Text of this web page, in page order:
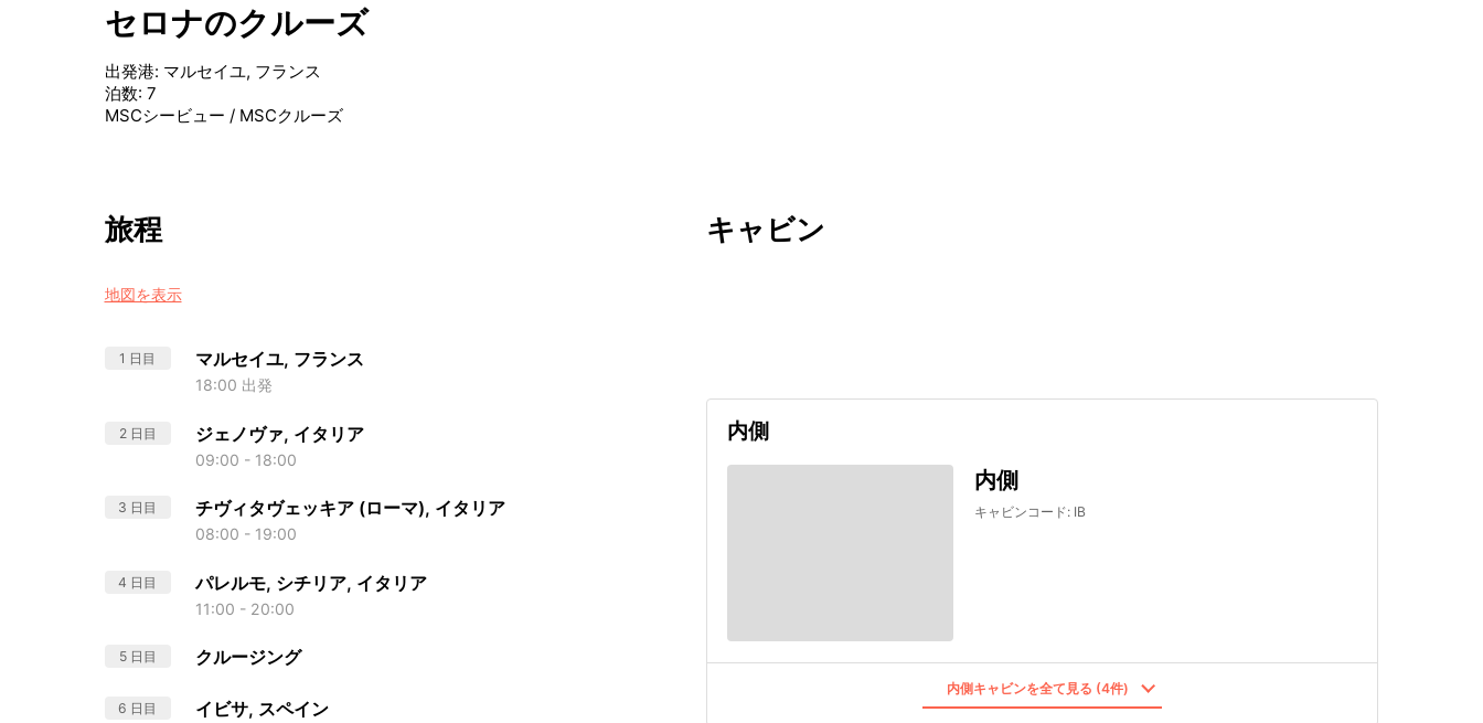
セロナのクルーズ
出発港: マルセイユ, フランス
泊数: 7
MSCシービュー / MSCクルーズ
旅程
地図を表示
1 日目 マルセイユ, フランス
18:00 出発
2 日目 ジェノヴァ, イタリア
09:00 - 18:00
3 日目 チヴィタヴェッキア (ローマ), イタリア
08:00 - 19:00
4 日目 パレルモ, シチリア, イタリア
11:00 - 20:00
5 日目 クルージング
6 日目 イビサ, スペイン
キャビン
内側
内側
キャビンコード: IB
内側キャビンを全て見る (4件)